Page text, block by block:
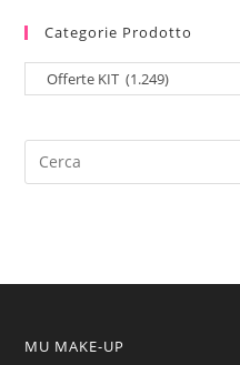
Categorie Prodotto
MU MAKE-UP